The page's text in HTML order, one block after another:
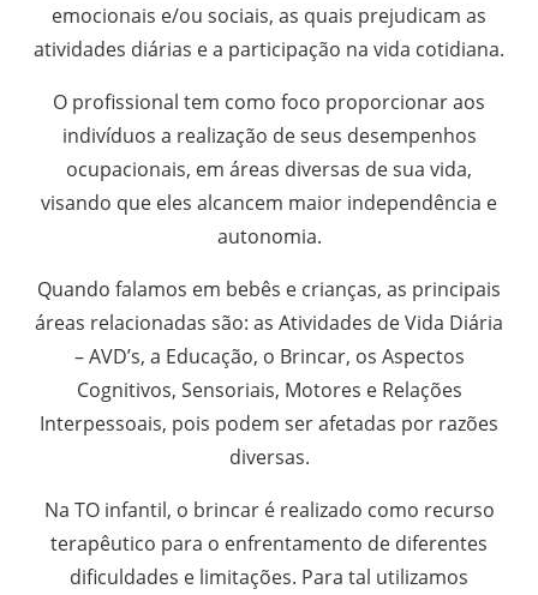
emocionais e/ou sociais, as quais prejudicam as
atividades diárias e a participação na vida cotidiana.
O profissional tem como foco proporcionar aos
indivíduos a realização de seus desempenhos
ocupacionais, em áreas diversas de sua vida,
visando que eles alcancem maior independência e
autonomia.
Quando falamos em bebês e crianças, as principais
áreas relacionadas são: as Atividades de Vida Diária
– AVD’s, a Educação, o Brincar, os Aspectos
Cognitivos, Sensoriais, Motores e Relações
Interpessoais, pois podem ser afetadas por razões
diversas.
Na TO infantil, o brincar é realizado como recurso
terapêutico para o enfrentamento de diferentes
dificuldades e limitações. Para tal utilizamos